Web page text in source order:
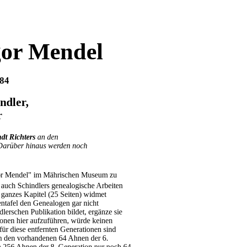
Mendel
Richters an den
hinaus werden noch
Mendel" im Mährischen Museum zu
auch Schindlers genealogische Arbeiten
Kapitel (25 Seiten) widmet
den Genealogen gar nicht
Publikation bildet, ergänze sie
hier aufzuführen, würde keinen
diese entfernten Generationen sind
den vorhandenen 64 Ahnen der 6.